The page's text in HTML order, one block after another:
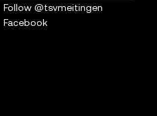
Follow @tsvmeitingen
Facebook